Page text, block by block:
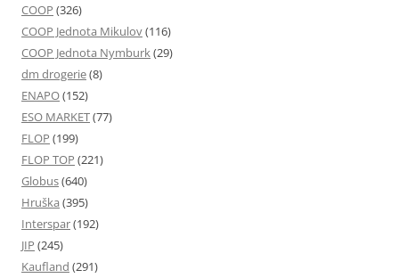
COOP (326)
COOP Jednota Mikulov(116)
COOP Jednota Nymburk(29)
dm drogerie(8)
ENAPO(152)
ESO MARKET(77)
FLOP (199)
FLOP TOP (221)
Globus(640)
Hruška (395)
Interspar(192)
JIP (245)
Kaufland (291)